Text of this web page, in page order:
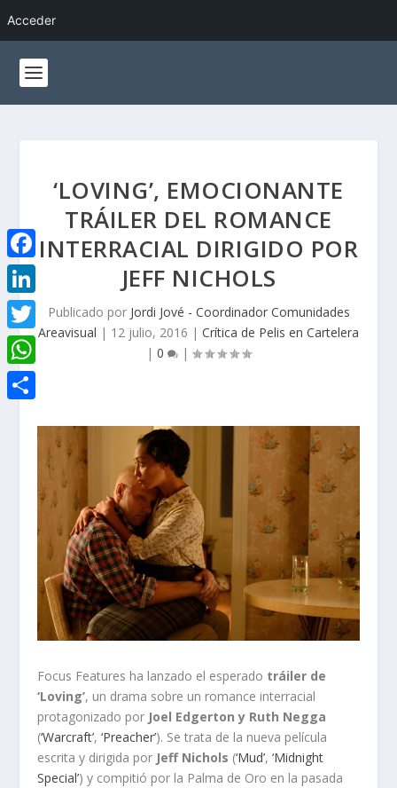
Acceder
‘LOVING’, EMOCIONANTE
TRÁILER DEL ROMANCE
INTERRACIAL DIRIGIDO POR
JEFF NICHOLS
Publicado por Jordi Jové - Coordinador Comunidades
Areavisual | 12 julio, 2016 | Crítica de Pelis en Cartelera
| 0 |
Focus Features ha lanzado el esperado tráiler de
‘Loving’, un drama sobre un romance interracial
protagonizado por Joel Edgerton y Ruth Negga
(‘Warcraft’,‘Preacher’). Se trata de la nueva película
escrita y dirigida por Jeff Nichols (‘Mud’,‘Midnight
Special’) y compitió por la Palma de Oro en la pasada
F
a
c
e
b
L
i
n
k
T
w
i
W